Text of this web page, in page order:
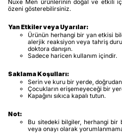
Nuxe Men ürünlerinin doğal ve etkili
özeni gösterebilirsiniz.
Yan Etkiler veya Uyarılar:
Ürünün herhangi bir yan etkisi
alerjik reaksiyon veya tahriş
doktora danışın.
Sadece haricen kullanım içindir.
Saklama Koşulları:
Serin ve kuru bir yerde, doğrudan
Çocukların erişemeyeceği bir
Kapağını sıkıca kapalı tutun.
Not:
Bu sitedeki bilgiler, herhangi
veya onayı olarak